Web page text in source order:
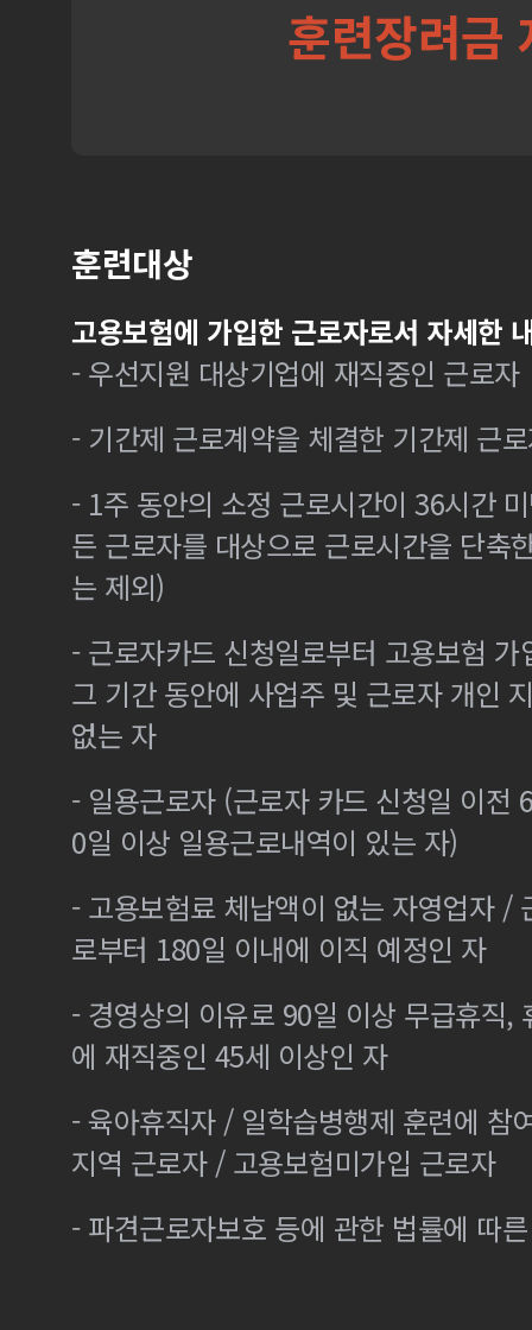
훈련장려금
훈련대상
고용보험에 가입한 근로자로서 자세한
- 우선지원 대상기업에 재직중인 근로자
- 기간제 근로계약을 체결한 기간제 근
- 1주 동안의 소정 근로시간이 36시간
든 근로자를 대상으로 근로시간을 단축
는 제외)
- 근로자카드 신청일로부터 고용보험
그 기간 동안에 사업주 및 근로자 개인
없는 자
- 일용근로자 (근로자 카드 신청일 이전
0일 이상 일용근로내역이 있는 자)
- 고용보험료 체납액이 없는 자영업자 /
로부터 180일 이내에 이직 예정인 자
- 경영상의 이유로 90일 이상 무급휴직,
에 재직중인 45세 이상인 자
- 육아휴직자 / 일학습병행제 훈련에 참
지역 근로자 / 고용보험미가입 근로자
- 파견근로자보호 등에 관한 법률에 따